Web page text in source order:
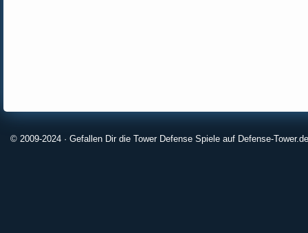
© 2009-2024 · Gefallen Dir die Tower Defense Spiele auf Defense-